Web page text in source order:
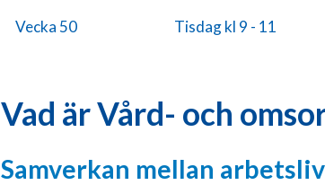
Vecka 50
Tisdag kl 9 - 11
Vad är Vård- och
Samverkan mellan